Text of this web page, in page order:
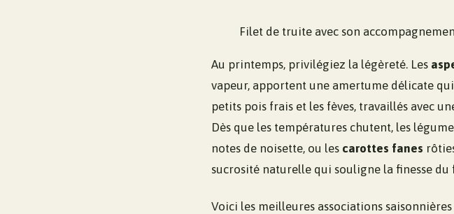
Filet de truite avec son
Au printemps, privilégiez la légèreté. Les
vapeur, apportent une amertume délicate
petits pois frais et les fèves, travaillés avec
Dès que les températures chutent, les
notes de noisette, ou les carottes fanes
sucrosité naturelle qui souligne la finesse du
Voici les meilleures associations